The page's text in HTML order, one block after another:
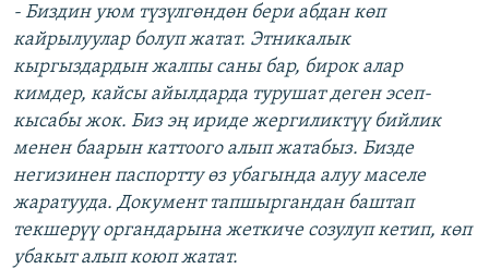
- Биздин уюм түзүлгөндөн бери абдан көп
кайрылуулар болуп жатат. Этникалык
кыргыздардын жалпы саны бар, бирок алар
кимдер, кайсы айылдарда турушат деген эсеп-
кысабы жок. Биз эң ириде жергиликтүү бийлик
менен баарын каттоого алып жатабыз. Бизде
негизинен паспортту өз убагында алуу маселе
жаратууда. Документ тапшыргандан баштап
текшерүү органдарына жеткиче созулуп кетип, көп
убакыт алып коюп жатат.